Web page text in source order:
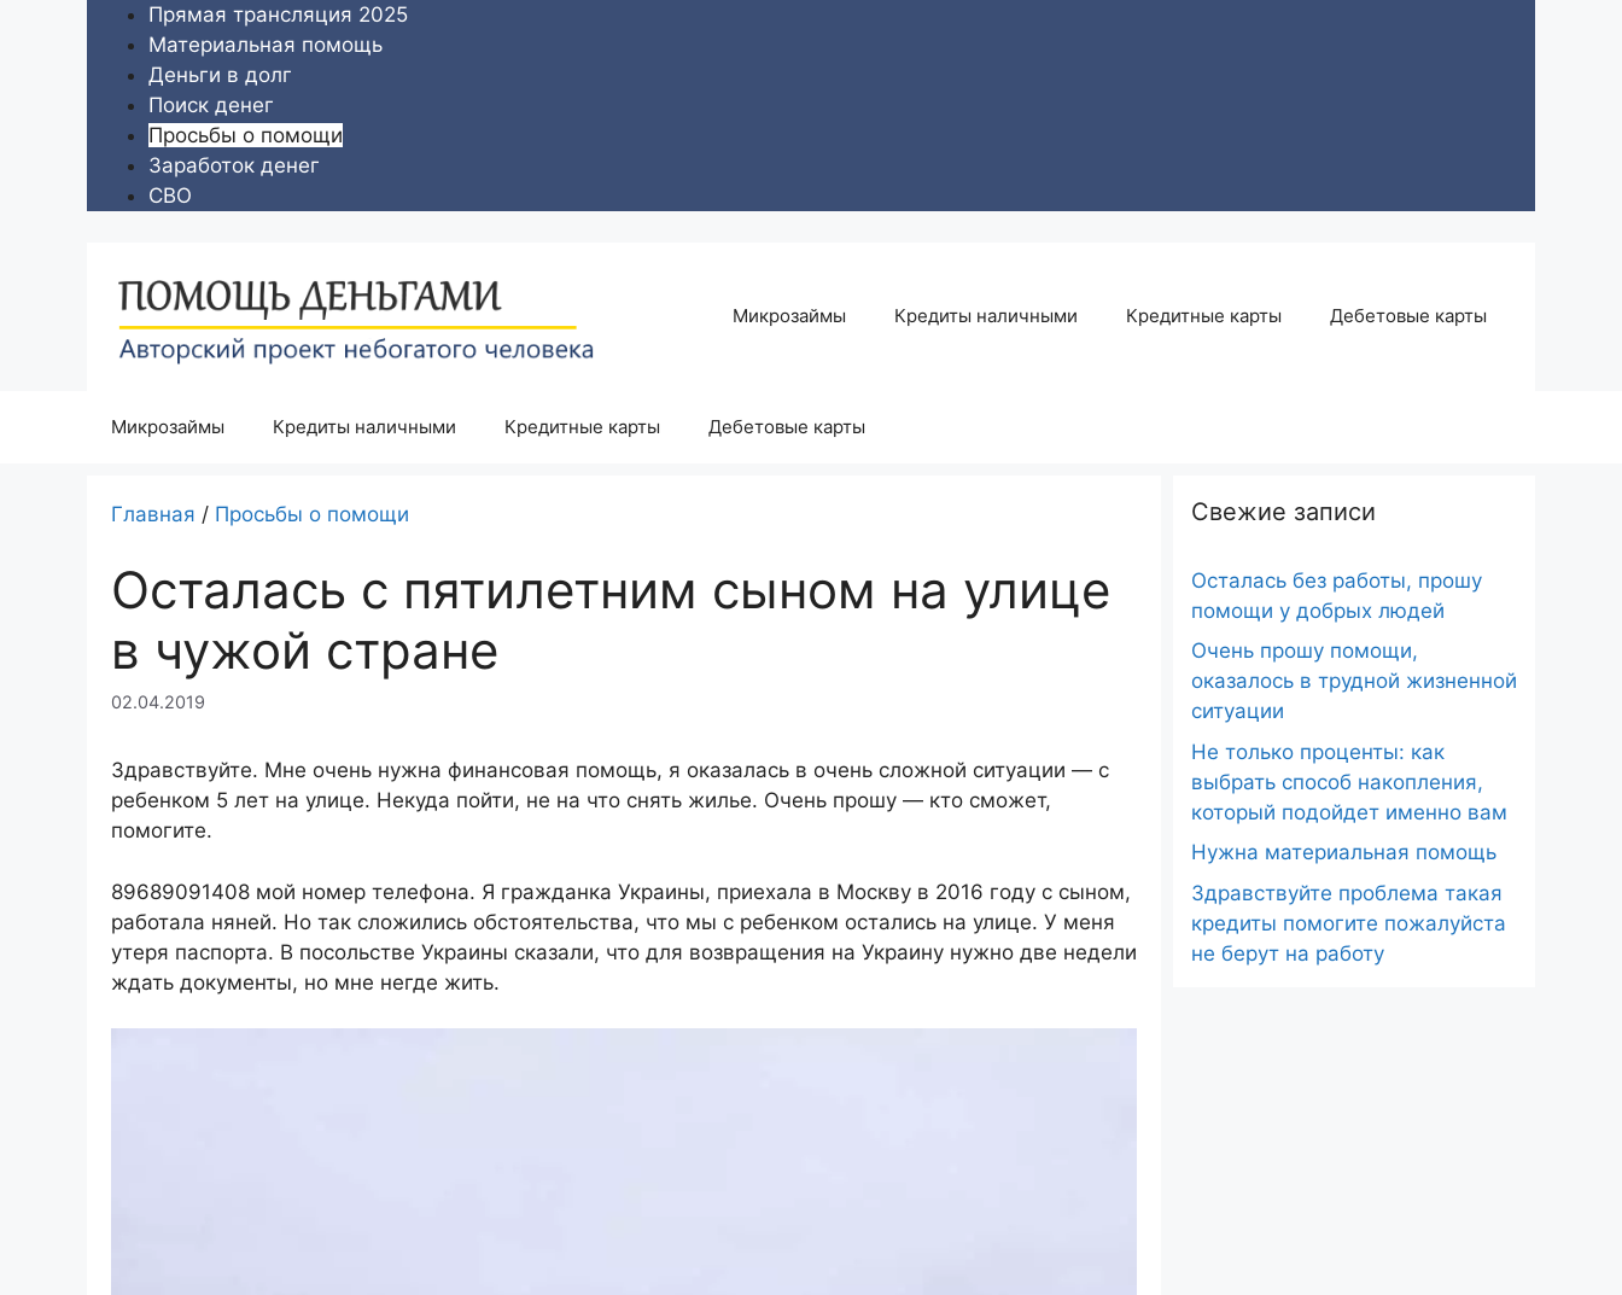
содержимому
Прямая трансляция 2025
Материальная помощь
Деньги в долг
Поиск денег
Просьбы о помощи
Заработок денег
СВО
Микрозаймы Кредиты наличными Кредитные карты Дебетовые карты
Микрозаймы Кредиты наличными Кредитные карты Дебетовые карты
Главная / Просьбы о помощи
Осталась с пятилетним сыном на улице
в чужой стране
02.04.2019
Здравствуйте. Мне очень нужна финансовая помощь, я оказалась в очень сложной ситуации — с
ребенком 5 лет на улице. Некуда пойти, не на что снять жилье. Очень прошу — кто сможет,
помогите.
89689091408 мой номер телефона. Я гражданка Украины, приехала в Москву в 2016 году с сыном,
работала няней. Но так сложились обстоятельства, что мы с ребенком остались на улице. У меня
утеря паспорта. В посольстве Украины сказали, что для возвращения на Украину нужно две недели
ждать документы, но мне негде жить.
Свежие записи
Осталась без работы, прошу
помощи у добрых людей
Очень прошу помощи,
оказалось в трудной жизненной
ситуации
Не только проценты: как
выбрать способ накопления,
который подойдет именно вам
Нужна материальная помощь
Здравствуйте проблема такая
кредиты помогите пожалуйста
не берут на работу